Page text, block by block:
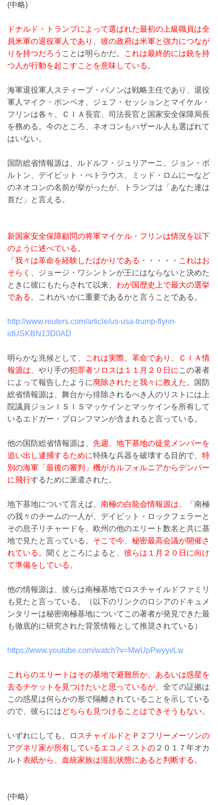
(中略)
ドナルド・トランプによって選ばれた最初の上級職員は全
員米軍の退役軍人であり、彼の政府は米軍と強力につなが
りを持つだろう ことは明らかだ。
これは最終的には銃を持
つ人が行動を起こすことを意味している。
海軍退役軍人スティーブ・バノンは戦略主任であり、退役
軍人マイク・ポンペオ、ジェフ・セッションとマイケル・
フリンは各々、ＣＩＡ長官、司法長官と国家安全保障局長
を務める。今のところ、ネオコンもハザール人も選ばれて
はいない。
国防総省情報源は、ルドルフ・ジュリアーニ、ジョン・ボ
ルトン、デイビット・ぺトラウス、ミッド・ロムにーなど
のネオコンの名前が挙がったが、トランプは「あなた達は
首だ」と言える。
新国家安全保障顧問の将軍マイケル・フリンは情況を以下
のように述べている。
「 我々は革命を経験したばかりである ・・・・・ これはお
そらく、
ジョージ・ワシントンが王にはならないと決めた
ときに彼にもたらされて以来、 わが国歴史上で最大の選挙
である。
これがいかに重要であるかと言うことである。
http://www.reuters.com/article/us-usa-trump-flynn-
idUSKBN13D0AD
明らかな兆候として、
これは実際、革命であり、ＣＩＡ情
報源は、 やり手の犯罪者ソロスは１１月２０日にこの著者
によって報告したように廃除されたと我々に教えた。
国防
総省情報源は、舞台から排除されるべき人のリストには上
院議員ジョンＩＳＩＳマッケインとマッケインを所有して
いるエドガー・ブロンフマンが含まれると言っている。
他の国防総省情報源は、 先週、地下基地の徒党メンバーを
追い出し逮捕するために特殊な兵器を破壊する目的で、 特
別の海軍「最後の審判」機がカルフォルニアからデンバー
に飛行するために派遣された。
地下基地について言えば、 南極の白龍会情報源は、
「南極
の我々のチームの一人が、デイビット・ロックフェラーと
その息子リチャードを、欧州の他のエリート数名と共に基
地で見たと言っている。 そこで今、秘密最高会議が開催さ
れている。
聞くところによると、 彼らは１月２０日に向け
て準備をしている。
他の情報源は、彼らは南極基地でロスチャイルドファミリ
も見たと言っている。（以下のリンクのロシアのドキュメ
ンタリーは秘密南極基地についてこの著者が発見できた最
も徹底的に研究された背景情報として推奨されている）
https://www.youtube.com/watch?v=MwUpPwyyvLw
これらのエリートはその基地で避難所か、あるいは惑星を
去るチケットを見つけたいと思っているが、 全ての証拠は
この惑星は何らかの形で隔離されていることを示している
ので、彼らにはどちらも見つけることはできそうもない。
いずれにしても、
ロスチャイルドとＰ２フリーメーソンの
アグネリ家が所有しているエコノミストの ２０１７年オカ
ルト 表紙から、血統家族は混乱状態にあると判断する。
(中略)